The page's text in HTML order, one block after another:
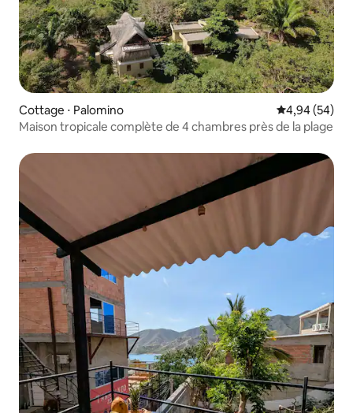
Cottage ⋅ Palomino Évaluation
4,94 (54)
Maison tropicale complète de 4 chambres près de la plage